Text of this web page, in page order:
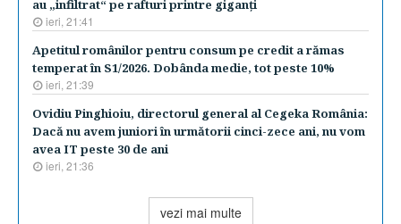
au „infiltrat“ pe rafturi printre giganţi
ieri, 21:41
Apetitul românilor pentru consum pe credit a rămas
temperat în S1/2026. Dobânda medie, tot peste 10%
ieri, 21:39
Ovidiu Pinghioiu, directorul general al Cegeka România:
Dacă nu avem juniori în urmă­torii cinci-zece ani, nu vom
avea IT peste 30 de ani
ieri, 21:36
vezi mai multe